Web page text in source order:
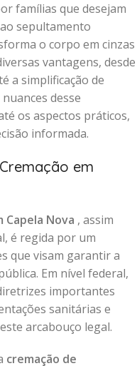
famílias que desejam
sepultamento
o corpo em cinzas
vantagens, desde
a simplificação de
desse
os aspectos práticos,
informada.
em
Nova , assim
é regida por um
que visam garantir a
Em nível federal,
importantes
sanitárias e
arcabouço legal.
cremação de